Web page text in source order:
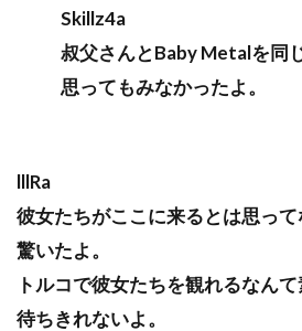
Skillz4a
叔父さんとBaby Metalを同
思ってもみなかったよ。
lllRa
彼女たちがここに来るとは思っ
驚いたよ。
トルコで彼女たちを観れるなんて
待ちきれないよ。